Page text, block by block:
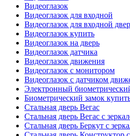
Видеоглазок
Видеоглазок для входной
Видеоглазок для входной
Видеоглазок купить
Видеоглазок на дверь
Видеоглазок датчика
Видеоглазок движения
Видеоглазок с монитором
Видеоглазок с датчиком
Электронный
Биометрический замок
Стальная дверь Вегас
Стальная дверь Вегас с
Стальная дверь Беркут с